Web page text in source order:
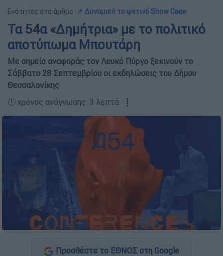
Ενότητες στο άρθρο: 📌 Δυναμικό το φετινό Show Case
Τα 54α «Δημήτρια» με το πολιτικό
αποτύπωμα Μπουτάρη
Με σημείο αναφοράς τον Λευκό Πύργο ξεκινούν το
Σάββατο 28 Σεπτεμβρίου οι εκδηλώσεις του Δήμου
Θεσσαλονίκης
🕛 χρόνος ανάγνωσης: 3 λεπτά ┋
Προσθέστε το ΕΘΝΟΣ στη Google